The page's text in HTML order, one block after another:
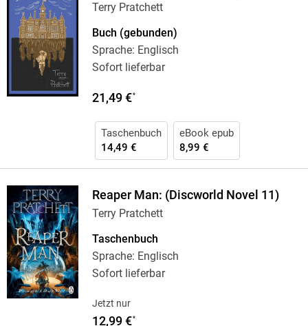
Terry Pratchett
Buch (gebunden)
Sprache: Englisch
Sofort lieferbar
21,49 €*
Taschenbuch
14,49 €
eBook epub
8,99 €
Reaper Man: (Discworld Novel 11)
Terry Pratchett
Taschenbuch
Sprache: Englisch
Sofort lieferbar
Jetzt nur
12,99 €*